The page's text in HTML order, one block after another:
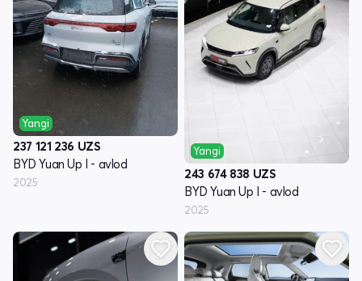
Yangi
237 121 236 UZS
BYD Yuan Up I - avlod
2025
Yangi
243 674 838 UZS
BYD Yuan Up I - avlod
2025